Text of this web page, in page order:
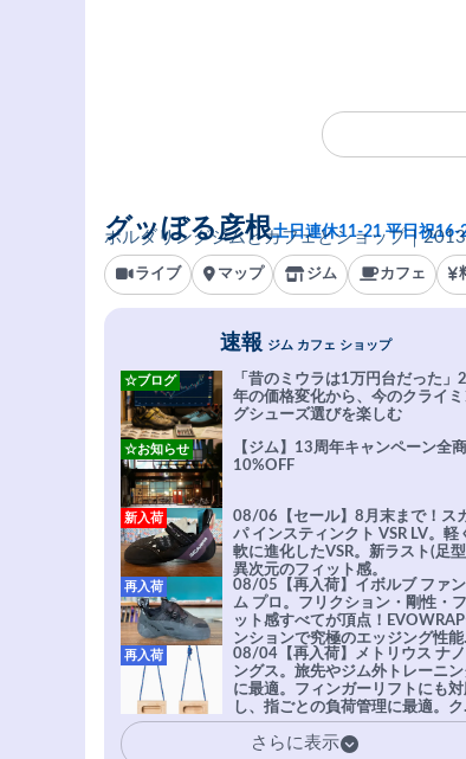
ボルダリングジムとカフェとショップ｜
グッぼる彦根土日連休11-21 平日祝16-
ライブ マップ ジム カフェ
速報 ジム カフェ ショップ
「昔のミウラは1万円台だった」
年の価格変化から、今のクライミ
グシューズ選びを楽しむ
☆ブログ
【ジム】13周年キャンペーン全
10%OFF
☆お知らせ
08/06【セール】8月末まで！ス
パ インスティンクト VSR LV。軽
軟に進化したVSR。新ラスト(足
異次元のフィット感。
新入荷
08/05【再入荷】イボルブ ファン
ム プロ。フリクション・剛性・
ット感すべてが頂点！
ンションで究極のエッジング性能
実現。進化系ラバーEvo-74は
を凌駕する粘着力で極小ホールド
安心感。
再入荷
08/04【再入荷】メトリウス ナノ
ングス。旅先やジム外トレーニン
に最適。フィンガーリフトにも対
し、指ごとの負荷管理に最適。ク
イマーの指を本気で鍛えるギア。
再入荷
さらに表示